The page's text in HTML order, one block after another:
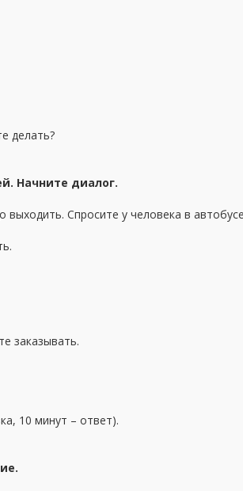
делать?
Начните диалог.
Спросите у человека в
заказывать.
10 минут – ответ).